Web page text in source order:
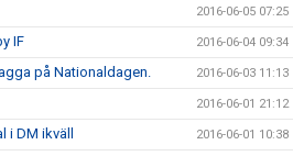
2016-06-05 07:25
IF 2016-06-04 09:34
på Nationaldagen. 2016-06-03 11:13
2016-06-01 21:12
i DM ikväll 2016-06-01 10:38